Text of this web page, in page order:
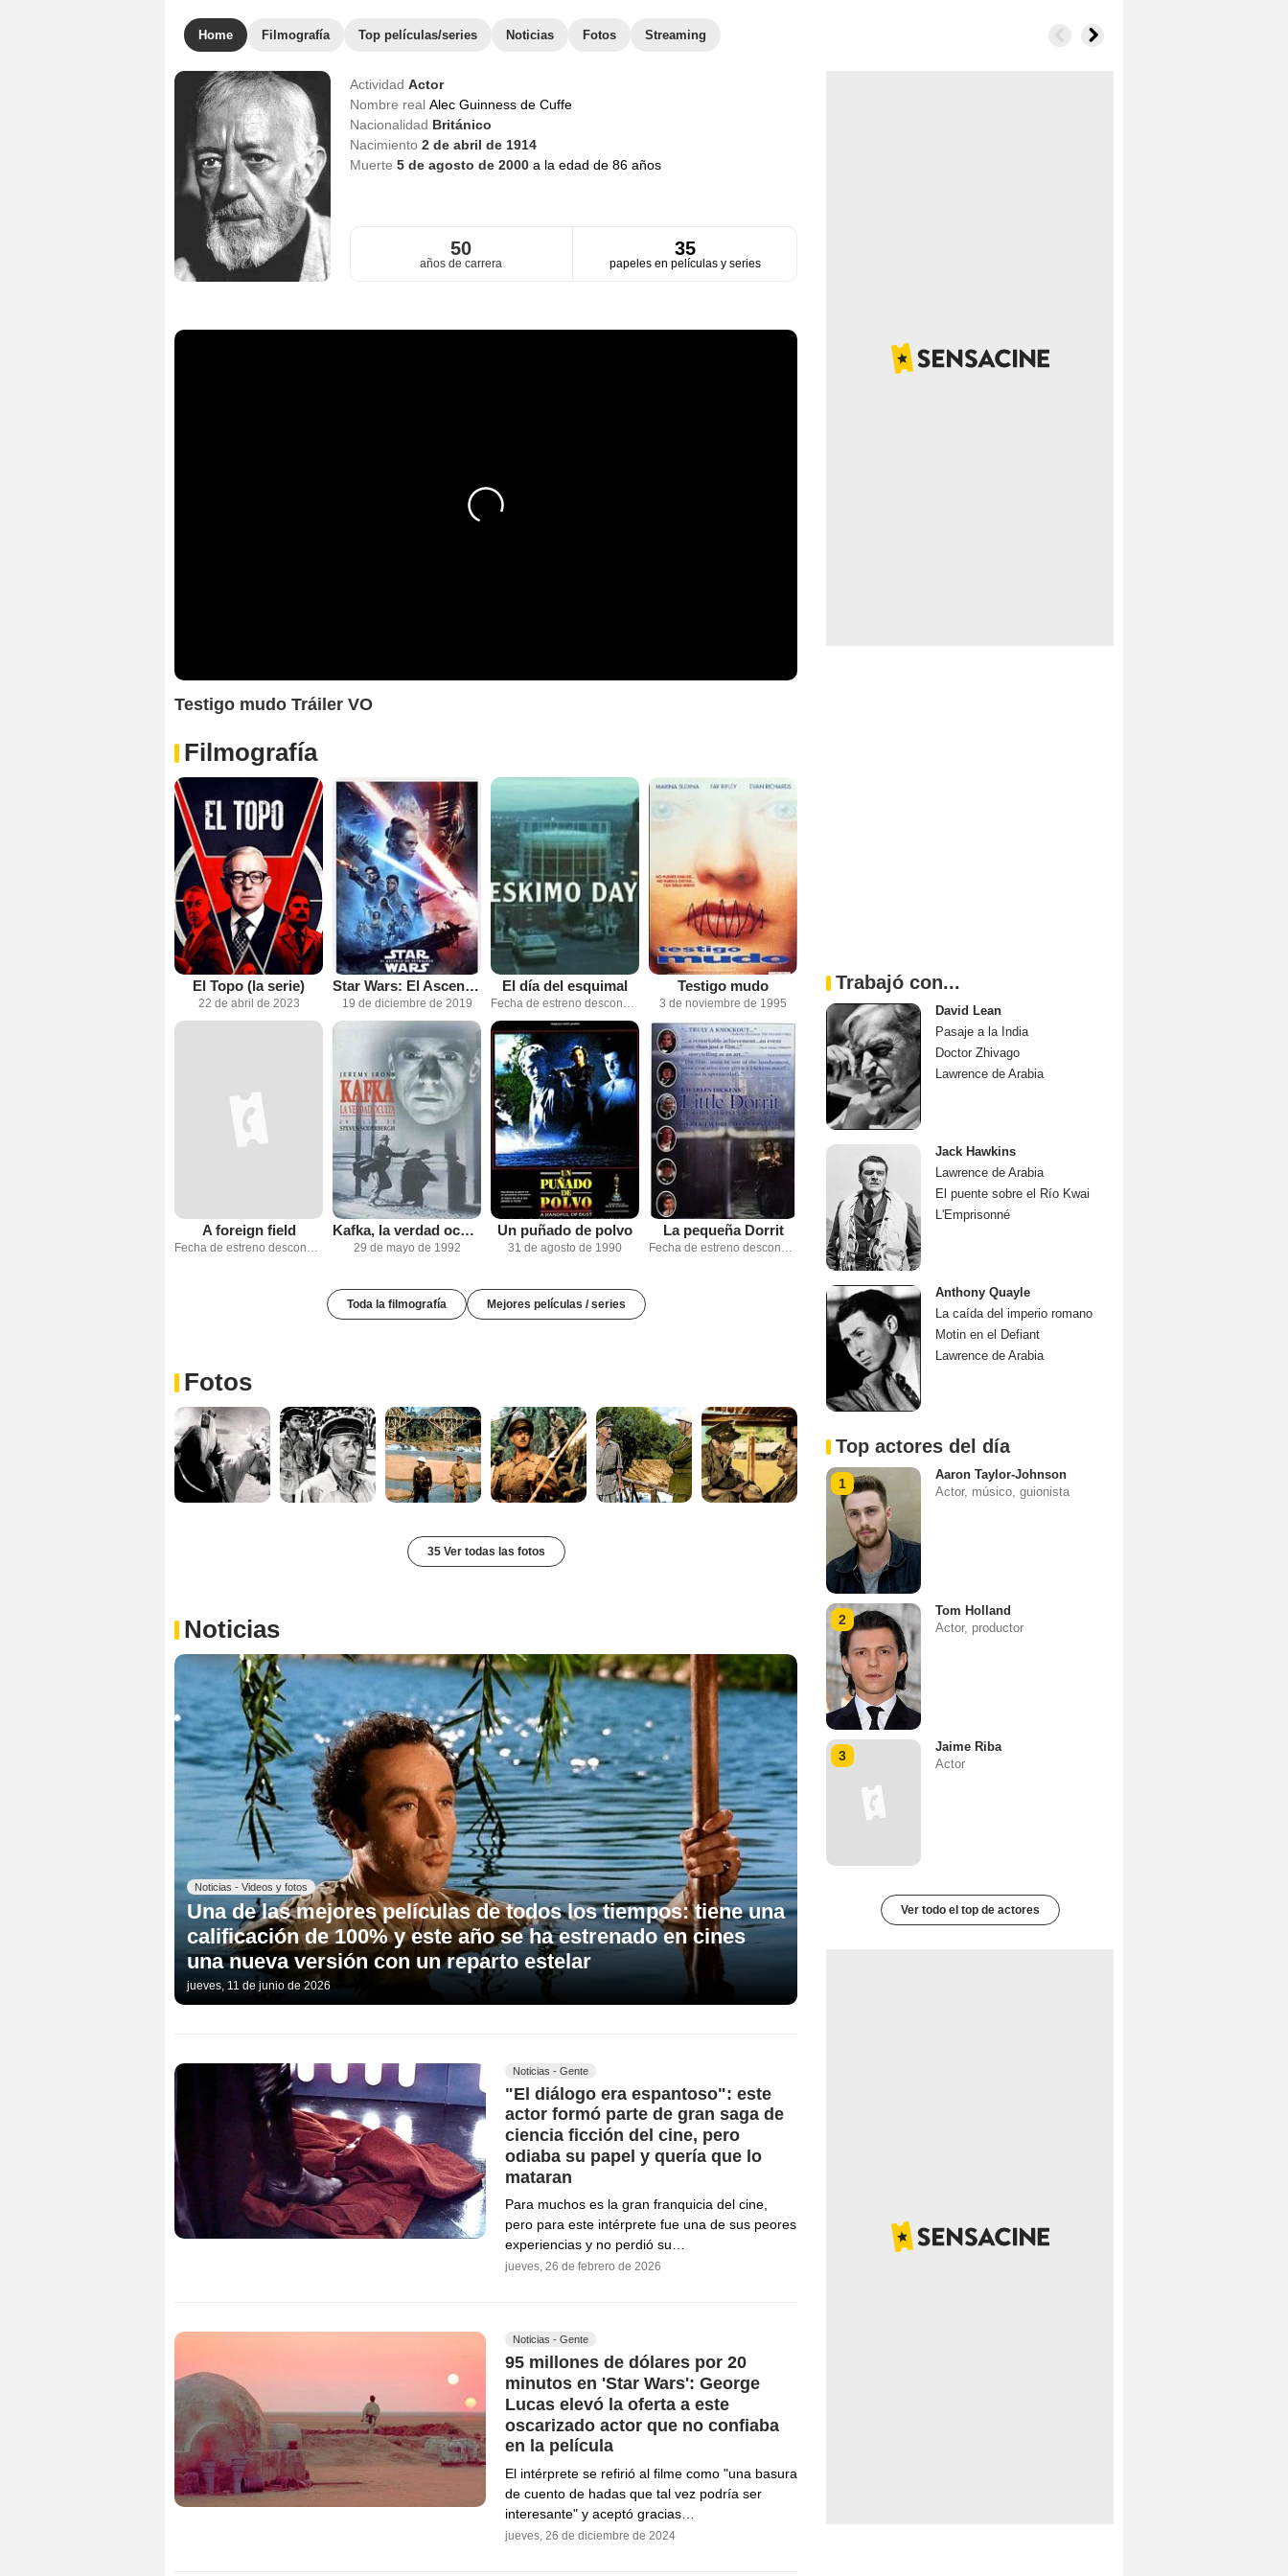
Home Filmografía Top películas/series Noticias Fotos Streaming
Actividad Actor
Nombre real Alec Guinness de Cuffe
Nacionalidad Británico
Nacimiento 2 de abril de 1914
Muerte 5 de agosto de 2000 a la edad de 86 años
50
años de carrera
35
papeles en películas y series
Testigo mudo Tráiler VO
Filmografía
El Topo (la serie)
22 de abril de 2023
Star Wars: El Ascenso de Skywalker
19 de diciembre de 2019
El día del esquimal
Fecha de estreno desconocida
Testigo mudo
3 de noviembre de 1995
A foreign field
Fecha de estreno desconocida
Kafka, la verdad oculta
29 de mayo de 1992
Un puñado de polvo
31 de agosto de 1990
La pequeña Dorrit
Fecha de estreno desconocida
Toda la filmografía Mejores películas / series
Fotos
35 Ver todas las fotos
Noticias
Noticias - Videos y fotos
Una de las mejores películas de todos los tiempos: tiene una
calificación de 100% y este año se ha estrenado en cines
una nueva versión con un reparto estelar
jueves, 11 de junio de 2026
Noticias - Gente
"El diálogo era espantoso": este
actor formó parte de gran saga de
ciencia ficción del cine, pero
odiaba su papel y quería que lo
mataran
Para muchos es la gran franquicia del cine,
pero para este intérprete fue una de sus peores
experiencias y no perdió su…
jueves, 26 de febrero de 2026
Noticias - Gente
95 millones de dólares por 20
minutos en 'Star Wars': George
Lucas elevó la oferta a este
oscarizado actor que no confiaba
en la película
El intérprete se refirió al filme como "una basura
de cuento de hadas que tal vez podría ser
interesante" y aceptó gracias…
jueves, 26 de diciembre de 2024
Trabajó con...
David Lean
Pasaje a la India
Doctor Zhivago
Lawrence de Arabia
Jack Hawkins
Lawrence de Arabia
El puente sobre el Río Kwai
L'Emprisonné
Anthony Quayle
La caída del imperio romano
Motin en el Defiant
Lawrence de Arabia
Top actores del día
1
Aaron Taylor-Johnson
Actor, músico, guionista
2
Tom Holland
Actor, productor
3
Jaime Riba
Actor
Ver todo el top de actores